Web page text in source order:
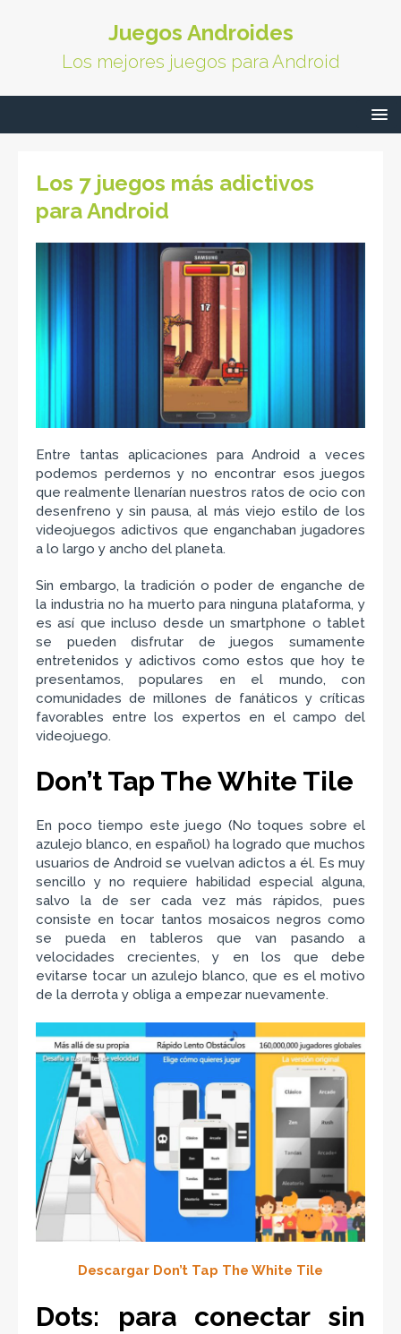
Juegos Androides
Los mejores juegos para Android
Los 7 juegos más adictivos
para Android
Entre tantas aplicaciones para Android a veces
podemos perdernos y no encontrar esos juegos
que realmente llenarían nuestros ratos de ocio con
desenfreno y sin pausa, al más viejo estilo de los
videojuegos adictivos que enganchaban jugadores
a lo largo y ancho del planeta.
Sin embargo, la tradición o poder de enganche de
la industria no ha muerto para ninguna plataforma, y
es así que incluso desde un smartphone o tablet
se pueden disfrutar de juegos sumamente
entretenidos y adictivos como estos que hoy te
presentamos, populares en el mundo, con
comunidades de millones de fanáticos y críticas
favorables entre los expertos en el campo del
videojuego.
Don’t Tap The White Tile
En poco tiempo este juego (No toques sobre el
azulejo blanco, en español) ha logrado que muchos
usuarios de Android se vuelvan adictos a él. Es muy
sencillo y no requiere habilidad especial alguna,
salvo la de ser cada vez más rápidos, pues
consiste en tocar tantos mosaicos negros como
se pueda en tableros que van pasando a
velocidades crecientes, y en los que debe
evitarse tocar un azulejo blanco, que es el motivo
de la derrota y obliga a empezar nuevamente.
Descargar Don’t Tap The White Tile
Dots: para conectar sin